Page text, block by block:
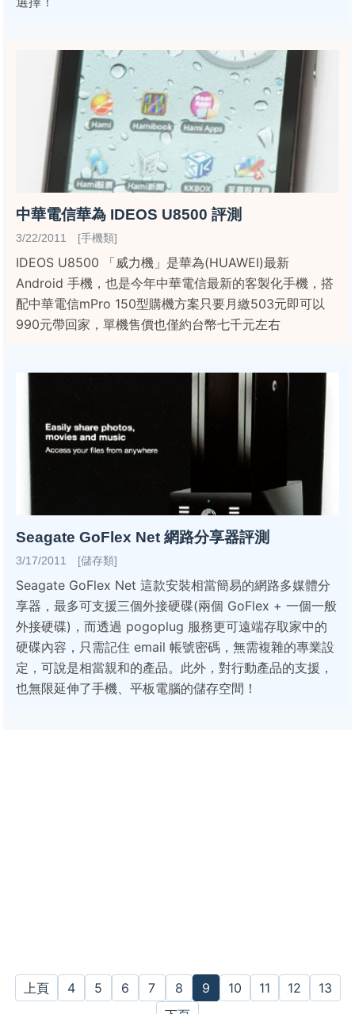
中華電信華為 IDEOS U8500 評測
3/22/2011 [手機類]
IDEOS U8500 「威力機」是華為(HUAWEI)最新
Android 手機，也是今年中華電信最新的客製化手機，搭
配中華電信mPro 150型購機方案只要月繳503元即可以
990元帶回家，單機售價也僅約台幣七千元左右
Seagate GoFlex Net 網路分享器評測
3/17/2011 [儲存類]
Seagate GoFlex Net 這款安裝相當簡易的網路多媒體分
享器，最多可支援三個外接硬碟(兩個 GoFlex + 一個一般
外接硬碟)，而透過 pogoplug 服務更可遠端存取家中的
硬碟內容，只需記住 email 帳號密碼，無需複雜的專業設
定，可說是相當親和的產品。此外，對行動產品的支援，
也無限延伸了手機、平板電腦的儲存空間！
上頁 4 5 6 7 8 9 10 11 12
13